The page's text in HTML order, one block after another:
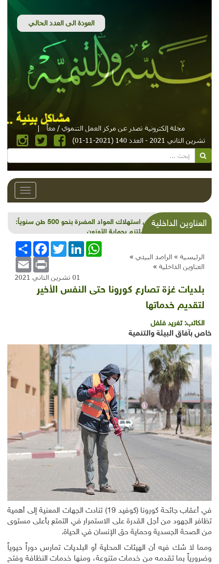
مجلة إلكترونية تصدر عن مركز العمل التنموي / معاً
|
تشرين الثاني 2021 - العدد 140 (2021-11-01)
Toggle
العناوين الداخلية
خفْض استهلاك المواد المضرة بنحو 500 طن سنوياً:
لبنان ملتزم بحماية الأوزون
الرئيسية » الراصد البيئي »
العناوين الداخلية »
انشر
FacebookTwitterLinkedInWhatsApp
Email Print
01 تشرين الثاني 2021
بلديات غزة تصارع كورونا حتى النفس الأخير
لتقديم خدماتها
الكاتب:تغريد فلفل
خاص بآفاق البيئة والتنمية
في أعقاب جائحة كورونا (كوفيد 19) تنادت الجهات المعنية إلى أهمية
تظافر الجهود من أجل القدرة على الاستمرار في التمتع بأعلى مستوى
من الصحة الجسدية وحماية حق الإنسان في الحياة.
ومما لا شك فيه أن الهيئات المحلية أو البلديات تمارس دوراً حيوياً
وضرورياً بما تقدمه من خدمات متنوعة، ومنها خدمات النظافة وفتح